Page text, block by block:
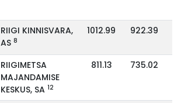
RIIGI KINNISVARA,
AS 8
1012.99 922.39
RIIGIMETSA
MAJANDAMISE
KESKUS, SA 12
811.13 735.02